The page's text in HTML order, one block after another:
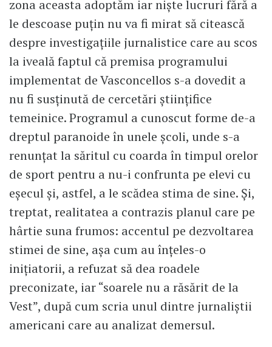
zona aceasta adoptăm iar nişte lucruri fără a
le descoase puţin nu va fi mirat să citească
despre investigaţiile jurnalistice care au scos
la iveală faptul că premisa programului
implementat de Vasconcellos s-a dovedit a
nu fi susţinută de cercetări ştiinţifice
temeinice. Programul a cunoscut forme de-a
dreptul paranoide în unele şcoli, unde s-a
renunţat la săritul cu coarda în timpul orelor
de sport pentru a nu-i confrunta pe elevi cu
eşecul şi, astfel, a le scădea stima de sine. Şi,
treptat, realitatea a contrazis planul care pe
hârtie suna frumos: accentul pe dezvoltarea
stimei de sine, aşa cum au înţeles-o
iniţiatorii, a refuzat să dea roadele
preconizate, iar “soarele nu a răsărit de la
Vest”, după cum scria unul dintre jurnaliştii
americani care au analizat demersul.